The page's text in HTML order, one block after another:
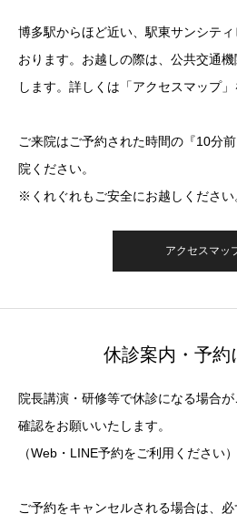
博多駅からほど近い、駅東サンシテ
おります。お越しの際は、公共交通
します。詳しくは「アクセスマップ」
ご来院はご予約された時間の『10分
院ください。
※くれぐれもご安全にお越しください
アクセスマッ
休診案内・予約
院長講演・研修等で休診になる場合
確認をお願いいたします。
（Web・LINE予約をご利用ください）
ご予約をキャンセルされる場合は、